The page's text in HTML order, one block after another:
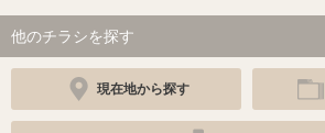
他のチラシを探す
現在地から探す